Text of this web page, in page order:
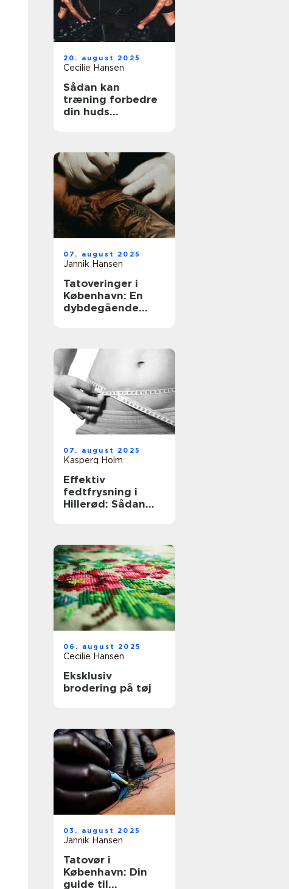
20. august 2025
Cecilie Hansen
Sådan kan
træning forbedre
din huds
07. august 2025
Jannik Hansen
Tatoveringer i
København: En
dybdegående
07. august 2025
Kasperq Holm
Effektiv
fedtfrysning i
Hillerød: Sådan
06. august 2025
Cecilie Hansen
Eksklusiv
brodering på tøj
03. august 2025
Jannik Hansen
Tatovør i
København: Din
guide til